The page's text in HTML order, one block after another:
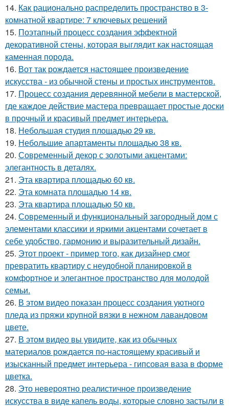
14. Как рационально распределить пространство в 3-
комнатной квартире: 7 ключевых решений
15. Поэтапный процесс создания эффектной
декоративной стены, которая выглядит как настоящая
каменная порода.
16. Вот так рождается настоящее произведение
искусства - из обычной стены и простых инструментов.
17. Процесс создания деревянной мебели в мастерской,
где каждое действие мастера превращает простые доски
в прочный и красивый предмет интерьера.
18. Небольшая студия площадью 29 кв.
19. Небольшие апартаменты площадью 38 кв.
20. Современный декор с золотыми акцентами:
элегантность в деталях.
21. Эта квартира площадью 60 кв.
22. Эта комната площадью 14 кв.
23. Эта квартира площадью 50 кв.
24. Современный и функциональный загородный дом с
элементами классики и яркими акцентами сочетает в
себе удобство, гармонию и выразительный дизайн.
25. Этот проект - пример того, как дизайнер смог
превратить квартиру с неудобной планировкой в
комфортное и элегантное пространство для молодой
семьи.
26. В этом видео показан процесс создания уютного
пледа из пряжи крупной вязки в нежном лавандовом
цвете.
27. В этом видео вы увидите, как из обычных
материалов рождается по-настоящему красивый и
изысканный предмет интерьера - гипсовая ваза в форме
цветка.
28. Это невероятно реалистичное произведение
искусства в виде капель воды, которые словно застыли в